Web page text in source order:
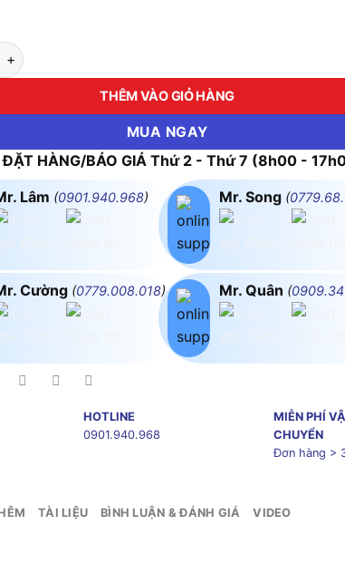
Tơ Mitsubishi SD-T80 DC48V 2a2b số lượng
THÊM VÀO GIỎ HÀNG
MUA NGAY
ĐẶT HÀNG/BÁO GIÁ Thứ 2 - Thứ 7 (8h00 -
Lâm (0901.940.968)
Cường (0779.008.018)
Mr. Song (
Mr. Quân (
HOTLINE
0901.940.968
MIỄN PHÍ
CHUYỂN
Đơn hàng >
TÀI LIỆU BÌNH LUẬN & ĐÁNH GIÁ VIDEO